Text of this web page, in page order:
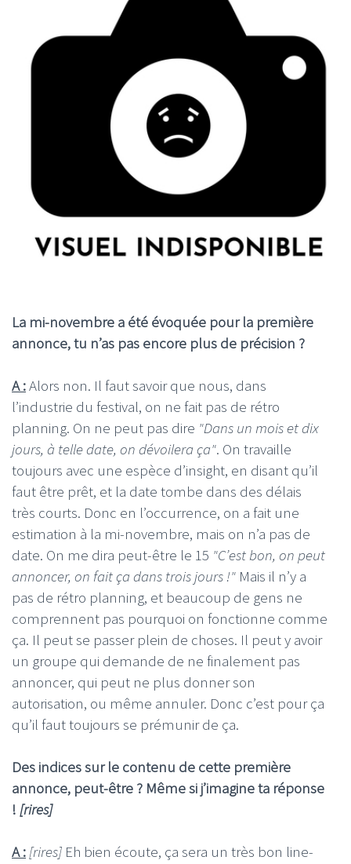
La mi-novembre a été évoquée pour la première
annonce, tu n’as pas encore plus de précision ?
A :Alors non. Il faut savoir que nous, dans
l’industrie du festival, on ne fait pas de rétro
planning. On ne peut pas dire "Dans un mois et dix
jours, à telle date, on dévoilera ça". On travaille
toujours avec une espèce d’insight, en disant qu’il
faut être prêt, et la date tombe dans des délais
très courts. Donc en l’occurrence, on a fait une
estimation à la mi-novembre, mais on n’a pas de
date. On me dira peut-être le 15 "C’est bon, on peut
annoncer, on fait ça dans trois jours !" Mais il n’y a
pas de rétro planning, et beaucoup de gens ne
comprennent pas pourquoi on fonctionne comme
ça. Il peut se passer plein de choses. Il peut y avoir
un groupe qui demande de ne finalement pas
annoncer, qui peut ne plus donner son
autorisation, ou même annuler. Donc c’est pour ça
qu’il faut toujours se prémunir de ça.
Des indices sur le contenu de cette première
annonce, peut-être ? Même si j’imagine ta réponse
! [rires]
A : [rires] Eh bien écoute, ça sera un très bon line-